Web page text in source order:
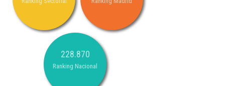
228.870
Ranking Nacional